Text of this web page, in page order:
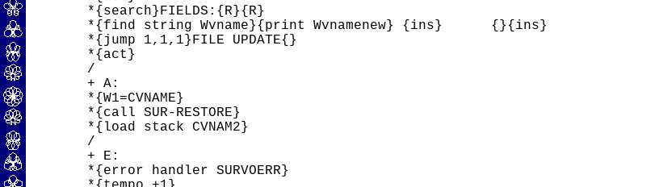
*{search}FIELDS:{R}{R}
*{find string Wvname}{print Wvnamenew} {ins}      {}{ins}
*{jump 1,1,1}FILE UPDATE{}
*{act}
/
+ A:
*{W1=CVNAME}
*{call SUR-RESTORE}
*{load stack CVNAM2}
/
+ E:
*{error handler SURVOERR}